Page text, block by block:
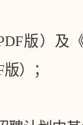
版）及
版）；